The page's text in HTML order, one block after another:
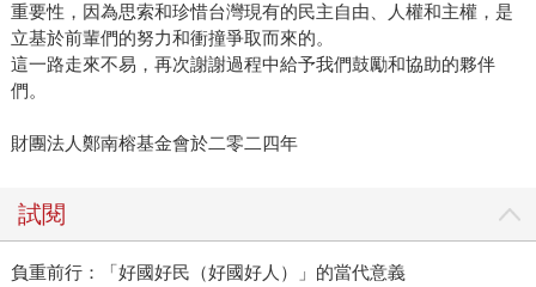
重要性，因為思索和珍惜台灣現有的民主自由、人權和主權，是
立基於前輩們的努力和衝撞爭取而來的。
這一路走來不易，再次謝謝過程中給予我們鼓勵和協助的夥伴
們。
財團法人鄭南榕基金會於二零二四年
試閱
負重前行：「好國好民（好國好人）」的當代意義